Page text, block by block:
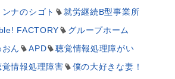
ンナのシゴト
就労継続B型事業所
FACTORY
グループホーム
おん
APD
聴覚情報処理障がい
覚情報処理障害
僕の大好きな妻！